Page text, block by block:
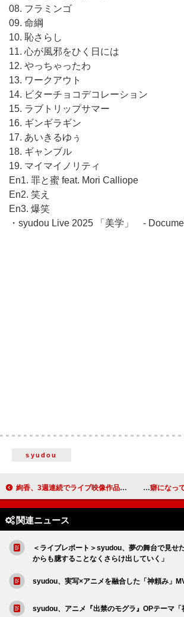
08. フラミンゴ
09. 命綱
10. 恥さらし
11. 心が風邪をひく日には
12. やっちゃったわ
13. ワークアウト
14. ビターチョコデコレーション
15. ラブトリップサマー
16. ギンギラギン
17. あいきるゆぅ
18. ギャンブル
19. マイマイノリティ
En1. 罪と蜜 feat. Mori Calliope
En2. 笑え
En3. 爆笑
・syudou Live 2025 「美学」 -
syudou
絢香、3週連続でライブ映像作品をプレミア公開 ジェニーハイが約1年ぶり新
関連ニュース
＜ライブレポート＞syudou、夢の舞台で見せ
からも臆することなくさらけ出していく」
syudou、実写×アニメを融合した「神頼み」
syudou、アニメ『出禁のモグラ』OPテーマ「